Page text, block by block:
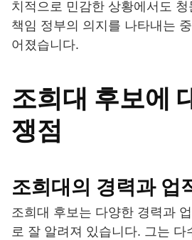
치적으로 민감한 상황에서도
책임 정부의 의지를 나타내는
어졌습니다.
조희대 후보에
쟁점
조희대의 경력과 업
조희대 후보는 다양한 경력과
로 잘 알려져 있습니다. 그는 다